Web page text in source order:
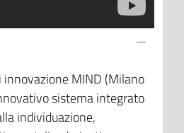
MIND (Milano
sistema integrato
individuazione,